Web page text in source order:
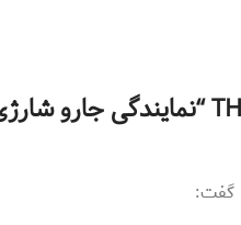
نمایندگی جارو
گفت: